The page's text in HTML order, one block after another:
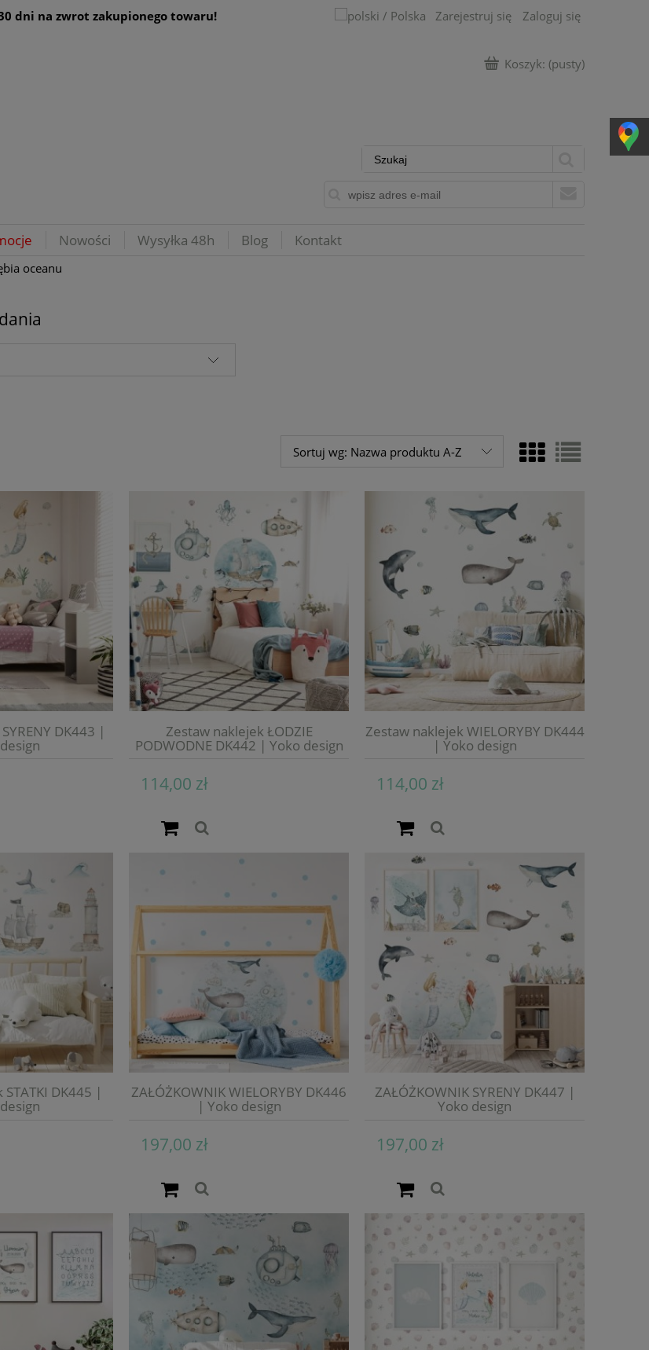
dni na zwrot zakupionego towaru! Zarejestruj się Zaloguj się
Koszyk: (pusty)
Nowości Wysyłka 48h Blog Kontakt
oceanu
Sortuj wg: Nazwa produktu A-Z
DK443 | Zestaw naklejek ŁODZIE
PODWODNE DK442 | Yoko design
114,00 zł
Zestaw naklejek WIELORYBY DK444
| Yoko design
114,00 zł
DK445 | ZAŁÓŻKOWNIK WIELORYBY DK446
| Yoko design
197,00 zł
ZAŁÓŻKOWNIK SYRENY DK447 |
Yoko design
197,00 zł